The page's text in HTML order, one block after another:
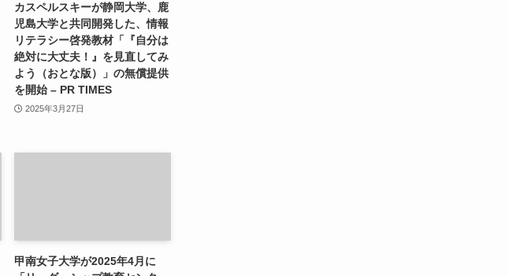
カスペルスキーが静岡大学、鹿
児島大学と共同開発した、情報
リテラシー啓発教材「『自分は
絶対に大丈夫！』を見直してみ
よう（おとな版）」の無償提供
を開始 – PR TIMES
2025年3月27日
甲南女子大学が2025年4月に